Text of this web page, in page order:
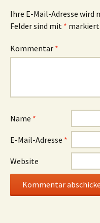
Ihre E-Mail-Adresse
Felder sind mit * markiert
Kommentar *
Name *
E-Mail-Adresse *
Website